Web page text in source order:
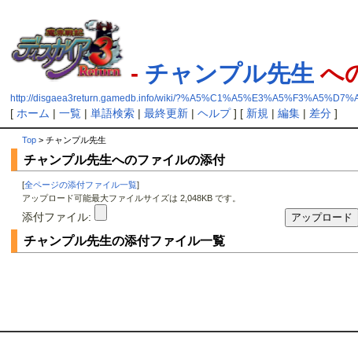
- チャンプル先生 へ
http://disgaea3return.gamedb.info/wiki/
[ ホーム |一覧 |単語検索 |最終更新 |ヘルプ] [ 新規 |編集 | 差分 ]
Top > チャンプル先生
チャンプル先生へのファイルの添付
[全ページの添付ファイル一覧]
アップロード可能最大ファイルサイズは 2,048KB です。
添付ファイル:
チャンプル先生の添付ファイル一覧